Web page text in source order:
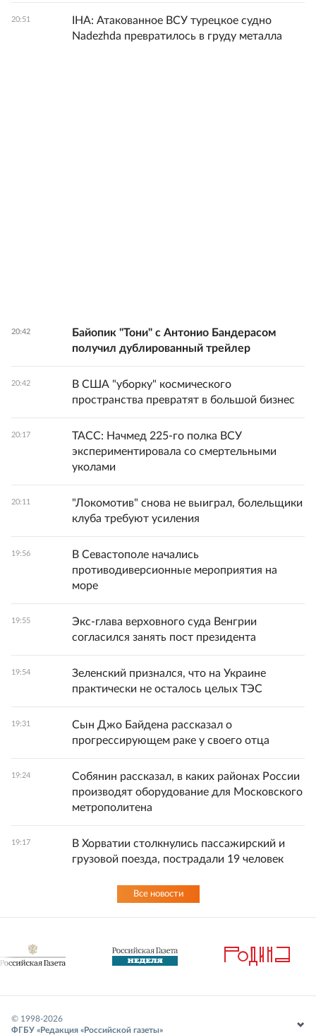
20:51
IHA: Атакованное ВСУ турецкое судно
Nadezhda превратилось в груду металла
20:42
Байопик "Тони" с Антонио Бандерасом
получил дублированный трейлер
20:42
В США "уборку" космического
пространства превратят в большой бизнес
20:17
ТАСС: Начмед 225-го полка ВСУ
экспериментировала со смертельными
уколами
20:11
"Локомотив" снова не выиграл, болельщики
клуба требуют усиления
19:56
В Севастополе начались
противодиверсионные мероприятия на
море
19:55
Экс-глава верховного суда Венгрии
согласился занять пост президента
19:54
Зеленский признался, что на Украине
практически не осталось целых ТЭС
19:31
Сын Джо Байдена рассказал о
прогрессирующем раке у своего отца
19:24
Собянин рассказал, в каких районах России
производят оборудование для Московского
метрополитена
19:17
В Хорватии столкнулись пассажирский и
грузовой поезда, пострадали 19 человек
Все новости
© 1998-2026
ФГБУ «Редакция «Российской газеты»